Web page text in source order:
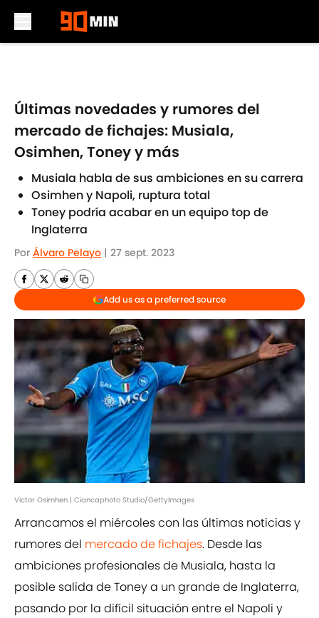
Últimas novedades y rumores del
mercado de fichajes: Musiala,
Osimhen, Toney y más
Musiala habla de sus ambiciones en su carrera
Osimhen y Napoli, ruptura total
Toney podría acabar en un equipo top de
Inglaterra
Por Álvaro Pelayo | 27 sept. 2023
Add us as a preferred source
Victor Osimhen | Ciancaphoto Studio/GettyImages
Arrancamos el miércoles con las últimas noticias y
rumores del mercado de fichajes. Desde las
ambiciones profesionales de Musiala, hasta la
posible salida de Toney a un grande de Inglaterra,
pasando por la difícil situación entre el Napoli y